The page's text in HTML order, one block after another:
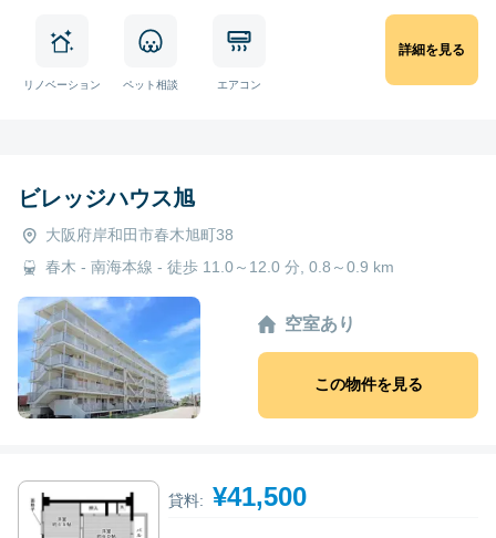
リノベーション ペット相談 エアコン
詳細を見る
ビレッジハウス旭
大阪府岸和田市春木旭町38
春木 - 南海本線 - 徒歩 11.0～12.0 分, 0.8～0.9 km
空室あり
この物件を見る
貸料: ¥41,500